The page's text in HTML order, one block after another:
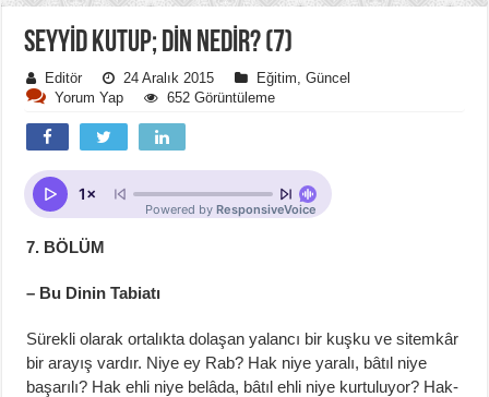
SEYYİD KUTUP; DİN NEDİR? (7)
Editör 24 Aralık 2015 Eğitim ,Güncel
Yorum Yap
652 Görüntüleme
7. BÖLÜM
– Bu Dinin Tabiatı
Sürekli olarak ortalıkta dolaşan yalancı bir kuşku ve sitemkâr
bir arayış vardır. Niye ey Rab? Hak niye yaralı, bâtıl niye
başarılı? Hak ehli niye belâda, bâtıl ehli niye kurtuluyor? Hak-